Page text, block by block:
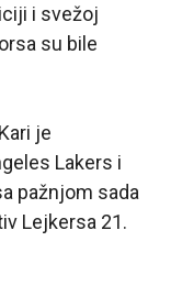
i svežoj
su bile
je
Lakers i
pažnjom sada
Lejkersa 21.